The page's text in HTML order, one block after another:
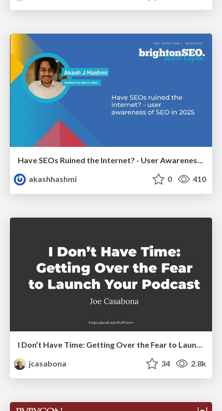
Have SEOs Ruined the Internet? - User Awareness of SEO in 2025
akashhashmi
0 410
jcasabona
34 2.8k